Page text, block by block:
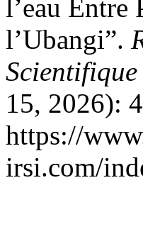
l’eau Entre
l’Ubangi”.
15, 2026):
https://
irsi.com/